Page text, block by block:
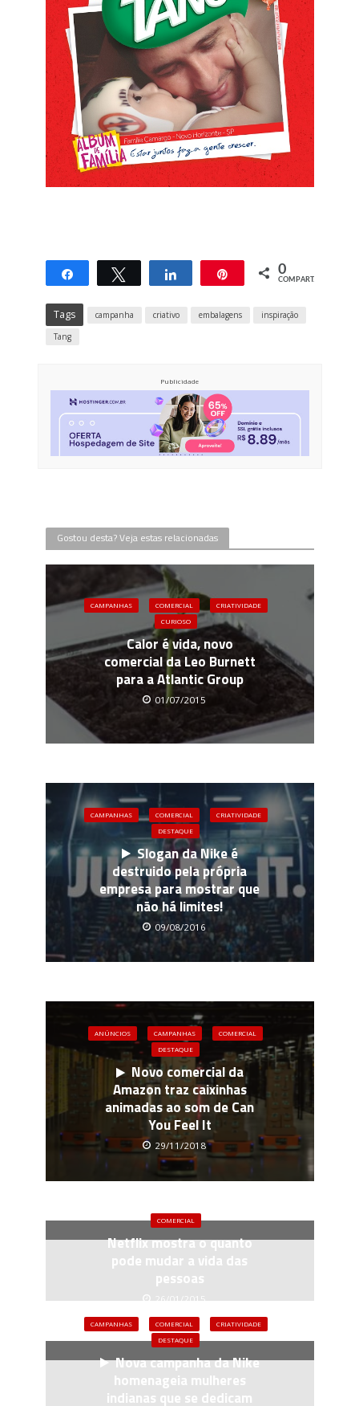
CompartilharTwittar Compartilhar 0
COMPART.
Tags campanha criativo embalagens
inspiração
Tang
Publicidade
Gostou desta? Veja estas relacionadas
CAMPANHAS COMERCIAL
CRIATIVIDADE
CURIOSO
Calor é vida, novo
comercial da Leo Burnett
para a Atlantic Group
01/07/2015
CAMPANHAS COMERCIAL
CRIATIVIDADE
DESTAQUE
Slogan da Nike é
destruido pela própria
empresa para mostrar que
não há limites!
09/08/2016
ANÚNCIOS CAMPANHAS
COMERCIAL
DESTAQUE
Novo comercial da
Amazon traz caixinhas
animadas ao som de Can
You Feel It
29/11/2018
COMERCIAL
Netflix mostra o quanto
pode mudar a vida das
pessoas
26/01/2015
CAMPANHAS COMERCIAL
CRIATIVIDADE
DESTAQUE
Nova campanha da Nike
homenageia mulheres
indianas que se dedicam